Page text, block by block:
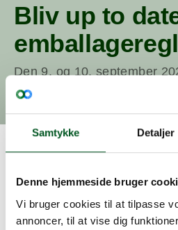
Samtykke Detaljer
Denne hjemmeside bruger
Vi bruger cookies til at tilpasse
annoncer, til at vise dig
Bliv up to
Den 9. og 10. september
Tilmeld dig nederst på siden
række nye krav på
Samtidig kommer der
nye afklaringer fra både EU